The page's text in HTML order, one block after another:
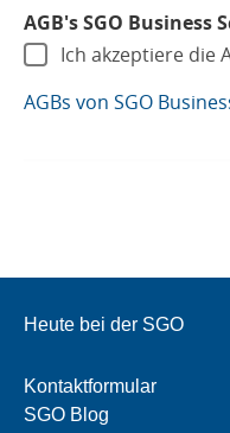
AGB's SGO Business
Ich akzeptiere die
AGBs von SGO
Heute bei der SGO
Kontaktformular
SGO Blog